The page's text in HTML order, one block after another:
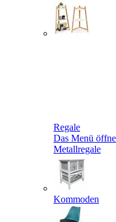
Regale
Das Menü
Metallregale
Kommoden